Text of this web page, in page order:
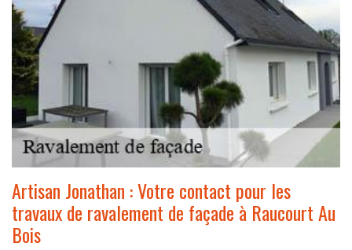
Artisan Jonathan : Votre contact pour les
travaux de ravalement de façade à Raucourt Au
Bois